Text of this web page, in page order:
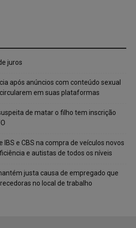
juros
após anúncios com conteúdo sexual
em suas plataformas
de matar o filho tem inscrição
IBS e CBS na compra de veículos novos
e autistas de todos os níveis
justa causa de empregado que
no local de trabalho